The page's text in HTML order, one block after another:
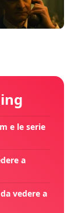
e le serie
a
vedere a